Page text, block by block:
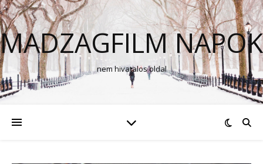
MADZAGFILM NAPOK
nem hivatalos oldal